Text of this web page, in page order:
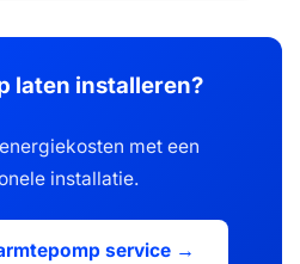
laten installeren?
met een
installatie.
service →